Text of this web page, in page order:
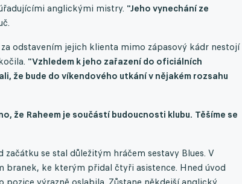
anglickými mistry. "Jeho vynechání ze
odstavením jejich klienta mimo zápasový kádr nestojí
"Vzhledem k jeho zařazení do oficiálních
že bude do víkendového utkání v nějakém rozsahu
že Raheem je součástí budoucnosti klubu. Těšíme se
se stal důležitým hráčem sestavy Blues. V
branek, ke kterým přidal čtyři asistence. Hned úvod